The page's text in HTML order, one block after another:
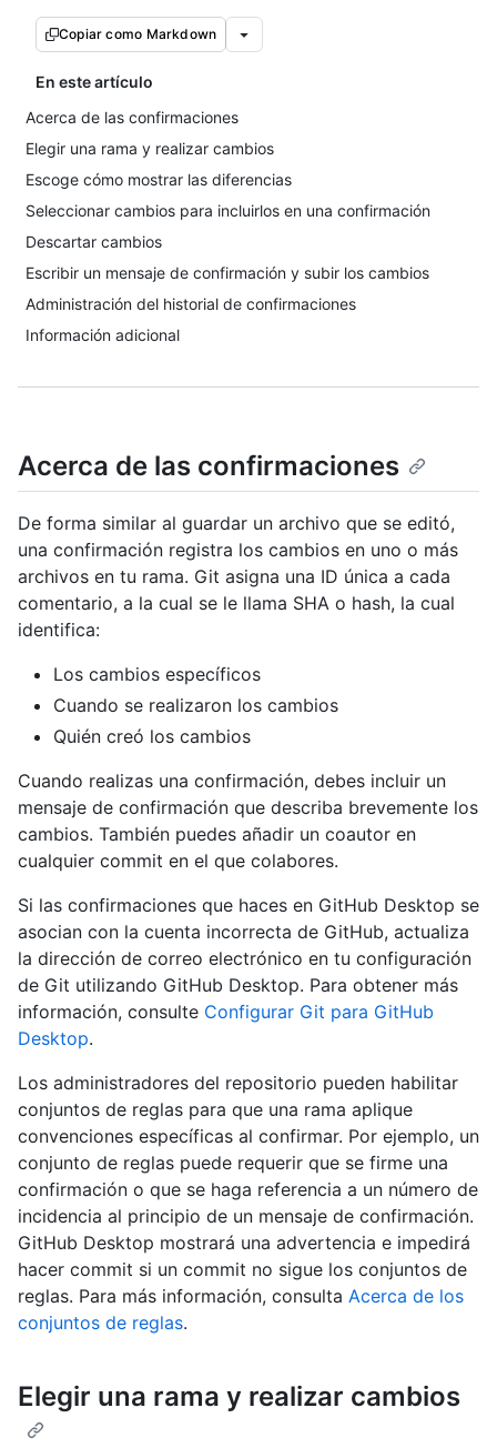
Copiar como Markdown
En este artículo
Acerca de las confirmaciones
Elegir una rama y realizar cambios
Escoge cómo mostrar las diferencias
Seleccionar cambios para incluirlos en una confirmación
Descartar cambios
Escribir un mensaje de confirmación y subir los cambios
Administración del historial de confirmaciones
Información adicional
Acerca de las confirmaciones
De forma similar al guardar un archivo que se editó,
una confirmación registra los cambios en uno o más
archivos en tu rama. Git asigna una ID única a cada
comentario, a la cual se le llama SHA o hash, la cual
identifica:
Los cambios específicos
Cuando se realizaron los cambios
Quién creó los cambios
Cuando realizas una confirmación, debes incluir un
mensaje de confirmación que describa brevemente los
cambios. También puedes añadir un coautor en
cualquier commit en el que colabores.
Si las confirmaciones que haces en GitHub Desktop se
asocian con la cuenta incorrecta de GitHub, actualiza
la dirección de correo electrónico en tu configuración
de Git utilizando GitHub Desktop. Para obtener más
información, consulte Configurar Git para GitHub
Desktop.
Los administradores del repositorio pueden habilitar
conjuntos de reglas para que una rama aplique
convenciones específicas al confirmar. Por ejemplo, un
conjunto de reglas puede requerir que se firme una
confirmación o que se haga referencia a un número de
incidencia al principio de un mensaje de confirmación.
GitHub Desktop mostrará una advertencia e impedirá
hacer commit si un commit no sigue los conjuntos de
reglas. Para más información, consulta Acerca de los
conjuntos de reglas.
Elegir una rama y realizar cambios